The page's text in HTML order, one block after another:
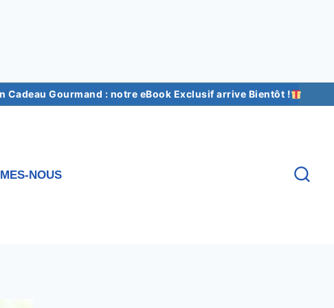
Cadeau Gourmand : notre eBook Exclusif arrive Bientôt !
NOUS